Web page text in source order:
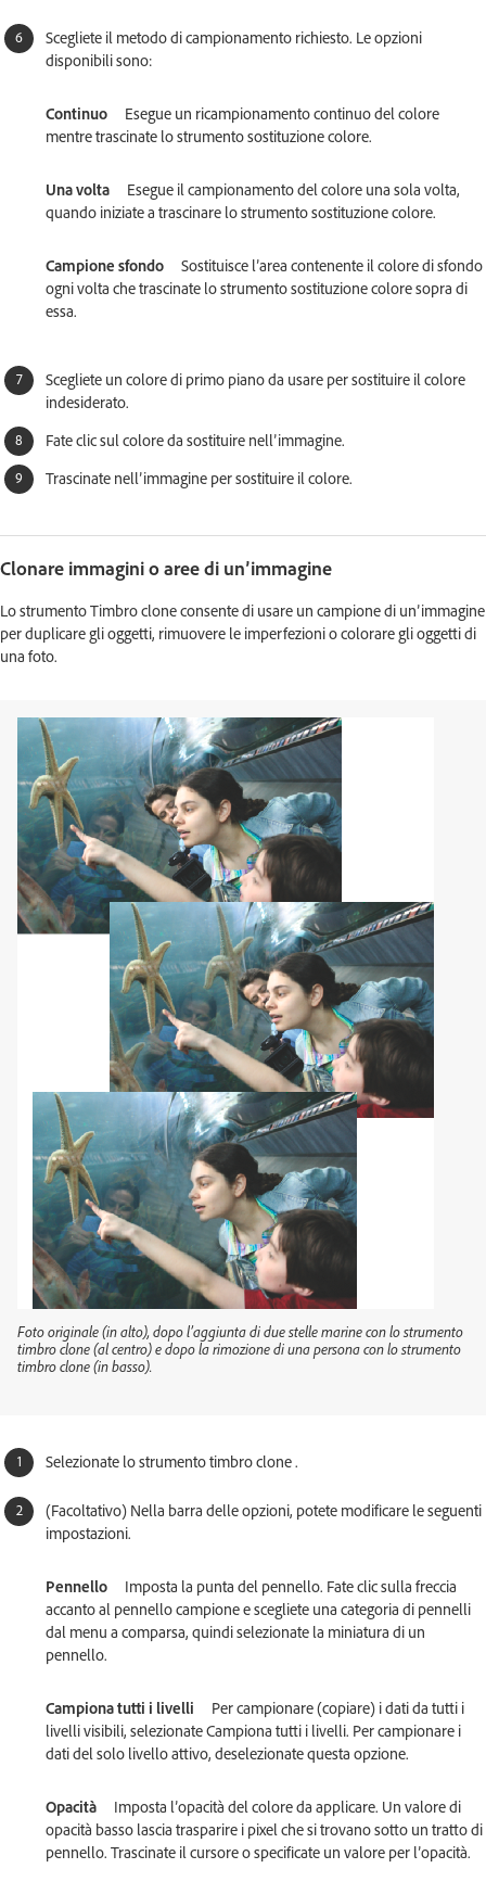
Scegliete il metodo di campionamento richiesto. Le opzioni
disponibili sono:
Continuo
Esegue un ricampionamento continuo del colore
mentre trascinate lo strumento sostituzione colore.
Una volta
Esegue il campionamento del colore una sola volta,
quando iniziate a trascinare lo strumento sostituzione colore.
Campione sfondo
Sostituisce l’area contenente il colore di sfondo
ogni volta che trascinate lo strumento sostituzione colore sopra di
essa.
Scegliete un colore di primo piano da usare per sostituire il colore
indesiderato.
Fate clic sul colore da sostituire nell’immagine.
Trascinate nell’immagine per sostituire il colore.
Clonare immagini o aree di un’immagine
Lo strumento Timbro clone consente di usare un campione di un’immagine
per duplicare gli oggetti, rimuovere le imperfezioni o colorare gli oggetti di
una foto.
Foto originale (in alto), dopo l’aggiunta di due stelle marine con lo strumento
timbro clone (al centro) e dopo la rimozione di una persona con lo strumento
timbro clone (in basso).
Selezionate lo strumento timbro clone .
(Facoltativo) Nella barra delle opzioni, potete modificare le seguenti
impostazioni.
Pennello
Imposta la punta del pennello. Fate clic sulla freccia
accanto al pennello campione e scegliete una categoria di pennelli
dal menu a comparsa, quindi selezionate la miniatura di un
pennello.
Campiona tutti i livelli
Per campionare (copiare) i dati da tutti i
livelli visibili, selezionate Campiona tutti i livelli. Per campionare i
dati del solo livello attivo, deselezionate questa opzione.
Opacità
Imposta l’opacità del colore da applicare. Un valore di
opacità basso lascia trasparire i pixel che si trovano sotto un tratto di
pennello. Trascinate il cursore o specificate un valore per l’opacità.